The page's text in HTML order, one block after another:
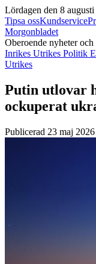
Lördagen den 8
Tipsa ossKundservice
Morgonbladet
Oberoende nyheter
Inrikes Utrikes Politik
Utrikes
Putin utlovar
ockuperat
Publicerad 23 maj 2026